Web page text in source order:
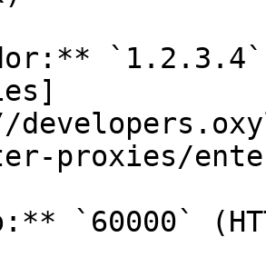
proxies/
`60000`